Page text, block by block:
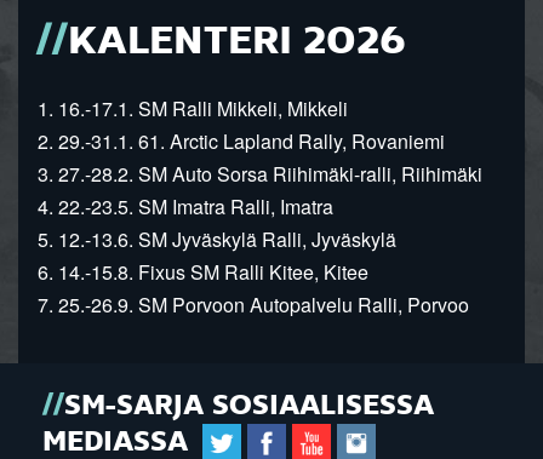
KALENTERI 2026
1. 16.-17.1. SM Ralli Mikkeli, Mikkeli
2. 29.-31.1. 61. Arctic Lapland Rally, Rovaniemi
3. 27.-28.2. SM Auto Sorsa Riihimäki-ralli, Riihimäki
4. 22.-23.5. SM Imatra Ralli, Imatra
5. 12.-13.6. SM Jyväskylä Ralli, Jyväskylä
6. 14.-15.8. Fixus SM Ralli Kitee, Kitee
7. 25.-26.9. SM Porvoon Autopalvelu Ralli, Porvoo
SM-SARJA SOSIAALISESSA
MEDIASSA